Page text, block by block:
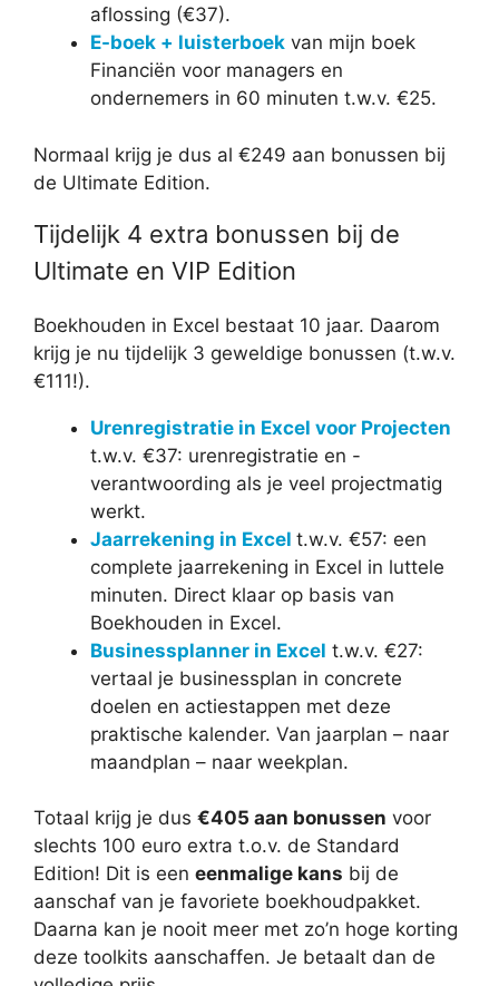
aflossing (€37).
E-boek + luisterboek van mijn boek
Financiën voor managers en
ondernemers in 60 minuten t.w.v. €25.
Normaal krijg je dus al €249 aan bonussen bij
de Ultimate Edition.
Tijdelijk 4 extra bonussen bij de
Ultimate en VIP Edition
Boekhouden in Excel bestaat 10 jaar. Daarom
krijg je nu tijdelijk 3 geweldige bonussen (t.w.v.
€111!).
Urenregistratie in Excel voor Projecten
t.w.v. €37: urenregistratie en -
verantwoording als je veel projectmatig
werkt.
Jaarrekening in Excel t.w.v. €57: een
complete jaarrekening in Excel in luttele
minuten. Direct klaar op basis van
Boekhouden in Excel.
Businessplanner in Excel t.w.v. €27:
vertaal je businessplan in concrete
doelen en actiestappen met deze
praktische kalender. Van jaarplan – naar
maandplan – naar weekplan.
Totaal krijg je dus €405 aan bonussen voor
slechts 100 euro extra t.o.v. de Standard
Edition! Dit is een eenmalige kans bij de
aanschaf van je favoriete boekhoudpakket.
Daarna kan je nooit meer met zo’n hoge korting
deze toolkits aanschaffen. Je betaalt dan de